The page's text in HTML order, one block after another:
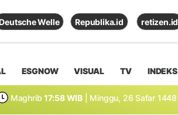
Deutsche Welle Republika.id retizen.id
ESGNOW VISUAL TV INDEKS
Maghrib 17:58 WIB | Minggu, 26 Safar 1448